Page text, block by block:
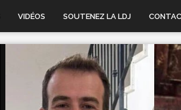
VIDÉOS SOUTENEZ LA LDJ